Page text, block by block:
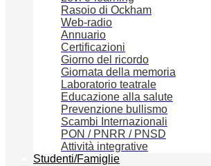
Rasoio di Ockham
Web-radio
Annuario
Certificazioni
Giorno del ricordo
Giornata della memoria
Laboratorio teatrale
Educazione alla salute
Prevenzione bullismo
Scambi Internazionali
PON / PNRR / PNSD
Attività integrative
Studenti/Famiglie